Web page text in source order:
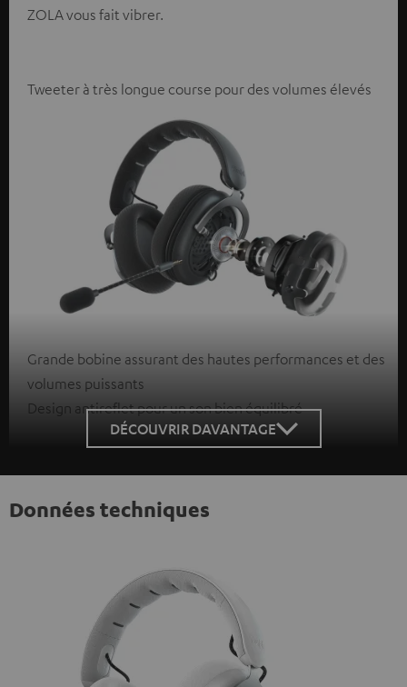
ZOLA vous fait vibrer.
Tweeter à très longue course pour des volumes élevés
Grande bobine assurant des hautes performances et des
volumes puissants
Design antireflet pour un son bien équilibré
DÉCOUVRIR DAVANTAGE
Données techniques